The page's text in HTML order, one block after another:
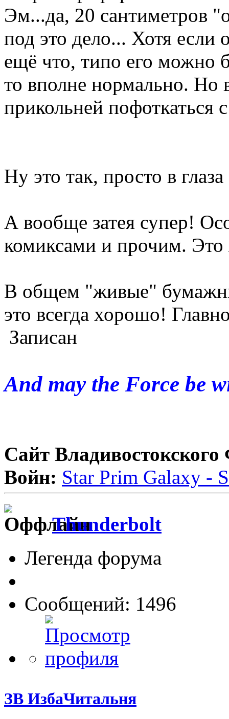
Эм...да, 20 сантиметров
под это дело... Хотя если
ещё что, типо его можно
то вполне нормально. Но
прикольней пофоткаться
Ну это так, просто в
А вообще затея супер!
комиксами и прочим.
В общем "живые"
это всегда хорошо!
Записан
And may the Force be
Сайт
Войн: Star Prim Galaxy -
Thunderbolt
Легенда форума
Сообщений: 1496
ЗВ ИзбаЧитальня